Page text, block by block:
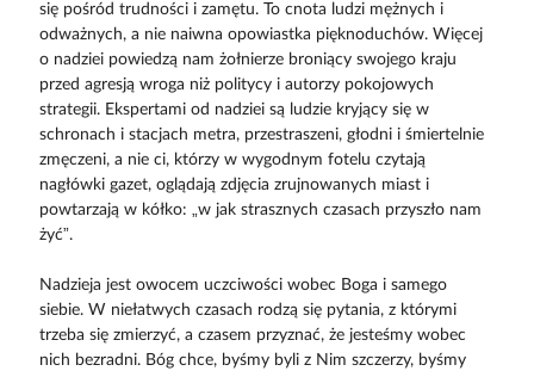
się pośród trudności i zamętu. To cnota ludzi mężnych i
odważnych, a nie naiwna opowiastka pięknoduchów. Więcej
o nadziei powiedzą nam żołnierze broniący swojego kraju
przed agresją wroga niż politycy i autorzy pokojowych
strategii. Ekspertami od nadziei są ludzie kryjący się w
schronach i stacjach metra, przestraszeni, głodni i śmiertelnie
zmęczeni, a nie ci, którzy w wygodnym fotelu czytają
nagłówki gazet, oglądają zdjęcia zrujnowanych miast i
powtarzają w kółko: „w jak strasznych czasach przyszło nam
żyć”.
Nadzieja jest owocem uczciwości wobec Boga i samego
siebie. W niełatwych czasach rodzą się pytania, z którymi
trzeba się zmierzyć, a czasem przyznać, że jesteśmy wobec
nich bezradni. Bóg chce, byśmy byli z Nim szczerzy, byśmy